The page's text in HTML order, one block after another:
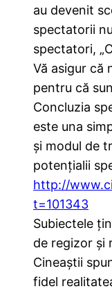
au devenit
spectatorii
spectatori,
Vă asigur că
pentru că
Concluzia
este una
și modul de
potențialii
http://
t=101343
Subiectele
de regizor și
Cineaștii
fidel